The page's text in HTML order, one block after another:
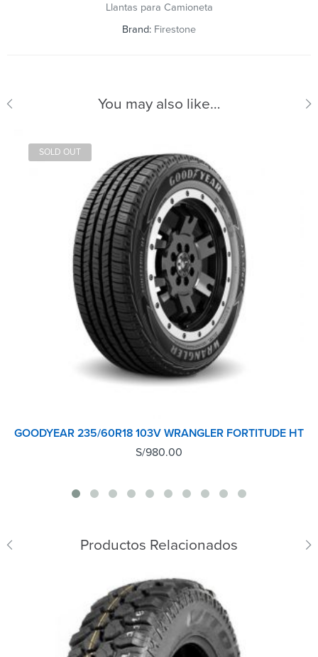
Llantas para Camioneta
Brand: Firestone
You may also like…
SOLD OUT
GOODYEAR 235/60R18 103V WRANGLER FORTITUDE HT
S/980.00
Productos Relacionados